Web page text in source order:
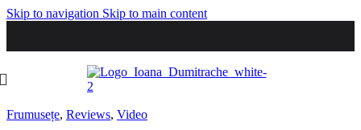
Skip to navigation Skip to main content
Frumusețe, Reviews, Video